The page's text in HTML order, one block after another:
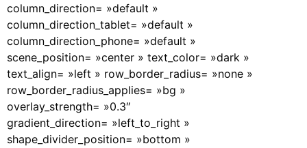
column_direction= »default »
column_direction_tablet= »default »
column_direction_phone= »default »
scene_position= »center » text_color= »dark »
text_align= »left » row_border_radius= »none »
row_border_radius_applies= »bg »
overlay_strength= »0.3″
gradient_direction= »left_to_right »
shape_divider_position= »bottom »